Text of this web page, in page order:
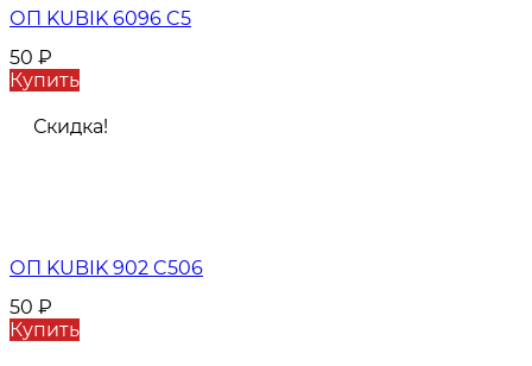
ОП KUBIK 6096 C5
50 ₽
Купить
Скидка!
ОП KUBIK 902 C506
50 ₽
Купить